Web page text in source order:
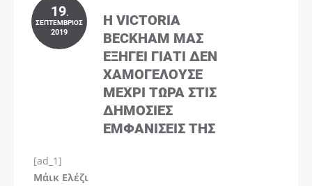
19.
ΣΕΠΤΈΜΒΡΙΟΣ
2019
Η VICTORIA
BECKHAM ΜΑΣ
ΕΞΗΓΕΊ ΓΙΑΤΊ ΔΕΝ
ΧΑΜΟΓΕΛΟΎΣΕ
ΜΈΧΡΙ ΤΏΡΑ ΣΤΙΣ
ΔΗΜΌΣΙΕΣ
ΕΜΦΑΝΊΣΕΙΣ ΤΗΣ
[ad_1]
Μάικ Ελέζι